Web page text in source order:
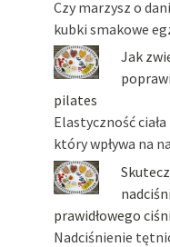
Czy marzysz o
kubki smakowe
Jak
pilates
Elastyczność
który wpływa na
prawidłowego
Nadciśnienie